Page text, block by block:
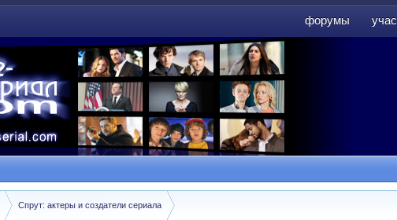
форумы
Спрут: актеры и создатели сериала